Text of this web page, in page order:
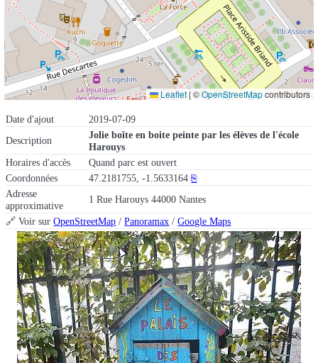
Date d'ajout
2019-07-09
Description
Jolie boîte en boite peinte par les élèves de l'école
Harouys
Horaires d'accès
Quand parc est ouvert
Coordonnées
47.2181755, -1.5633164 ⎘
Adresse
approximative
1 Rue Harouys 44000 Nantes
🔗 Voir surOpenStreetMap /Panoramax /Google Maps
Leaflet | ©OpenStreetMapcontributors